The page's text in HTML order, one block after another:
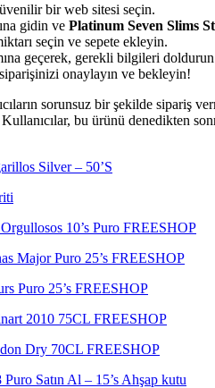
bir web sitesi seçin.
gidin ve Platinum Seven Slims
seçin ve sepete ekleyin.
geçerek, gerekli bilgileri
onaylayın ve bekleyin!
sorunsuz bir şekilde sipariş
bu ürünü denedikten
Silver – 50’S
10’s Puro FREESHOP
Major Puro 25’s FREESHOP
Puro 25’s FREESHOP
2010 75CL FREESHOP
Dry 70CL FREESHOP
Satın Al – 15’s Ahşap kutu